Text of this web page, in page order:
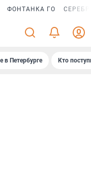
ФОНТАНКА ГО
в Петербурге Кто